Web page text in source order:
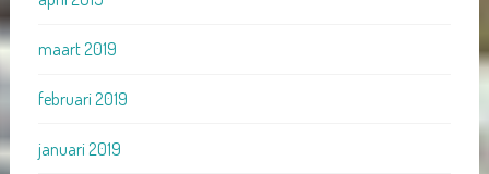
maart 2019
februari 2019
januari 2019